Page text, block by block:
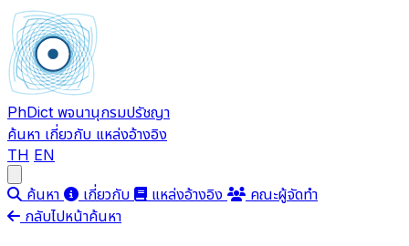
PhDict พจนานุกรมปรัชญา
ค้นหา เกี่ยวกับ แหล่งอ้างอิง
TH EN
ค้นหา เกี่ยวกับ แหล่งอ้างอิง
คณะผู้จัดทำ
กลับไปหน้าค้นหา